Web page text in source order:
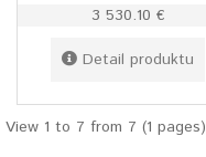
3 530.10 €
Detail produktu
View 1 to 7 from 7 (1 pages)